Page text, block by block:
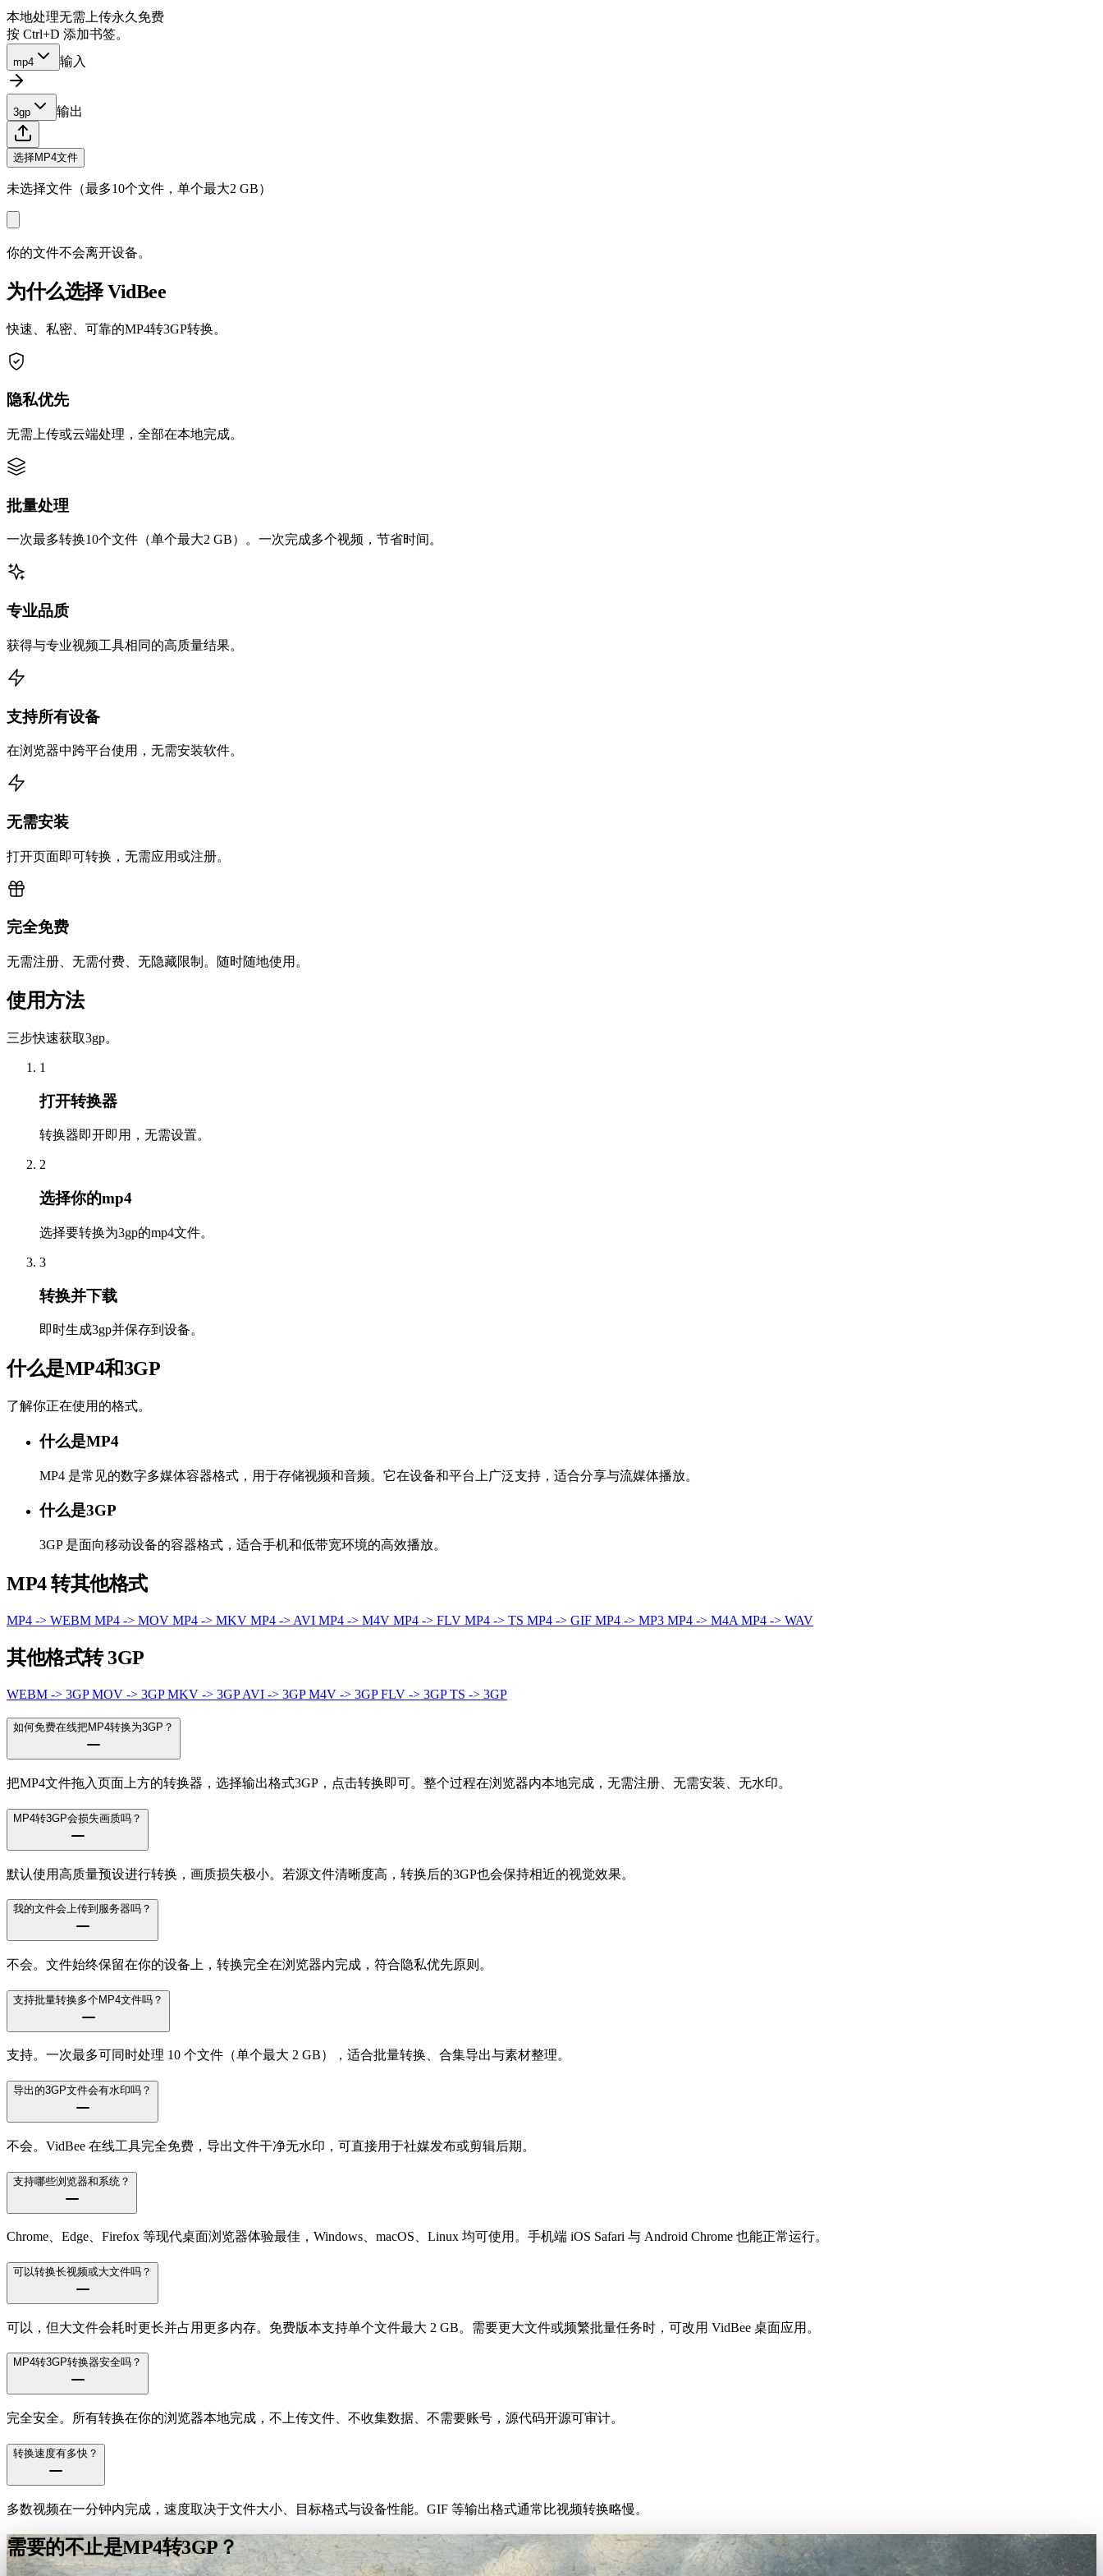
本地处理无需上传永久免费
按 Ctrl+D 添加书签。
mp4 输入
3gp 输出
选择MP4文件
未选择文件（最多10个文件，单个最大2 GB）
你的文件不会离开设备。
为什么选择 VidBee
快速、私密、可靠的MP4转3GP转换。
隐私优先
无需上传或云端处理，全部在本地完成。
批量处理
一次最多转换10个文件（单个最大2 GB）。一次完成多个视频，节省时间。
专业品质
获得与专业视频工具相同的高质量结果。
支持所有设备
在浏览器中跨平台使用，无需安装软件。
无需安装
打开页面即可转换，无需应用或注册。
完全免费
无需注册、无需付费、无隐藏限制。随时随地使用。
使用方法
三步快速获取3gp。
1
打开转换器
转换器即开即用，无需设置。
2
选择你的mp4
选择要转换为3gp的mp4文件。
3
转换并下载
即时生成3gp并保存到设备。
什么是MP4和3GP
了解你正在使用的格式。
什么是MP4
MP4 是常见的数字多媒体容器格式，用于存储视频和音频。它在设备和平台上广泛支持，适合分享与流媒体播放。
什么是3GP
3GP 是面向移动设备的容器格式，适合手机和低带宽环境的高效播放。
MP4 转其他格式
MP4 -> WEBM MP4 -> MOV MP4 -> MKV MP4 -> AVI MP4 -> M4V MP4 -> FLV MP4 -> TS MP4 -> GIF MP4 -> MP3 MP4 -> M4A MP4 -> WAV
其他格式转 3GP
WEBM -> 3GPMOV -> 3GPMKV -> 3GPAVI -> 3GPM4V -> 3GPFLV -> 3GPTS -> 3GP
如何免费在线把MP4转换为3GP？
把MP4文件拖入页面上方的转换器，选择输出格式3GP，点击转换即可。整个过程在浏览器内本地完成，无需注册、无需安装、无水印。
MP4转3GP会损失画质吗？
默认使用高质量预设进行转换，画质损失极小。若源文件清晰度高，转换后的3GP也会保持相近的视觉效果。
我的文件会上传到服务器吗？
不会。文件始终保留在你的设备上，转换完全在浏览器内完成，符合隐私优先原则。
支持批量转换多个MP4文件吗？
支持。一次最多可同时处理 10 个文件（单个最大 2 GB），适合批量转换、合集导出与素材整理。
导出的3GP文件会有水印吗？
不会。VidBee 在线工具完全免费，导出文件干净无水印，可直接用于社媒发布或剪辑后期。
支持哪些浏览器和系统？
Chrome、Edge、Firefox 等现代桌面浏览器体验最佳，Windows、macOS、Linux 均可使用。手机端 iOS Safari 与 Android Chrome 也能正常运行。
可以转换长视频或大文件吗？
可以，但大文件会耗时更长并占用更多内存。免费版本支持单个文件最大 2 GB。需要更大文件或频繁批量任务时，可改用 VidBee 桌面应用。
MP4转3GP转换器安全吗？
完全安全。所有转换在你的浏览器本地完成，不上传文件、不收集数据、不需要账号，源代码开源可审计。
转换速度有多快？
多数视频在一分钟内完成，速度取决于文件大小、目标格式与设备性能。GIF 等输出格式通常比视频转换略慢。
需要的不止是MP4转3GP？